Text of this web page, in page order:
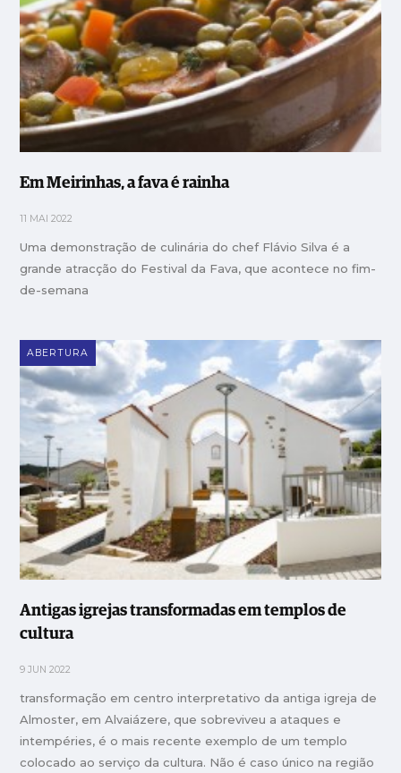
Em Meirinhas, a fava é rainha
11 MAI 2022
Uma demonstração de culinária do chef Flávio Silva é a
grande atracção do Festival da Fava, que acontece no fim-
de-semana
ABERTURA
Antigas igrejas transformadas em templos de
cultura
9 JUN 2022
transformação em centro interpretativo da antiga igreja de
Almoster, em Alvaiázere, que sobreviveu a ataques e
intempéries, é o mais recente exemplo de um templo
colocado ao serviço da cultura. Não é caso único na região